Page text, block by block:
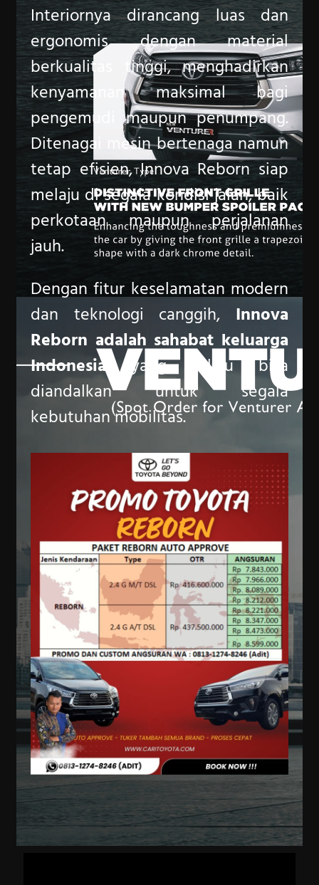
Interiornya dirancang luas dan
ergonomis dengan material
berkualitas tinggi, menghadirkan
kenyamanan maksimal bagi
pengemudi maupun penumpang.
Ditenagai mesin bertenaga namun
tetap efisien, Innova Reborn siap
melaju di segala kondisi jalan, baik
perkotaan maupun perjalanan
jauh.
Dengan fitur keselamatan modern
dan teknologi canggih, Innova
Reborn adalah sahabat keluarga
Indonesia yang selalu bisa
diandalkan untuk segala
kebutuhan mobilitas.